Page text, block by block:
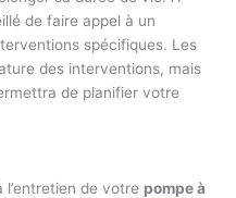
de faire appel à un
spécifiques. Les
des interventions, mais
de planifier votre
de votre pompe à